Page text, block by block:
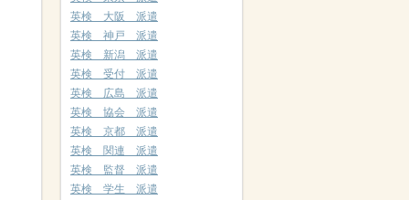
英検 大阪 派遣
英検 神戸 派遣
英検 新潟 派遣
英検 受付 派遣
英検 広島 派遣
英検 協会 派遣
英検 京都 派遣
英検 関連 派遣
英検 監督 派遣
英検 学生 派遣